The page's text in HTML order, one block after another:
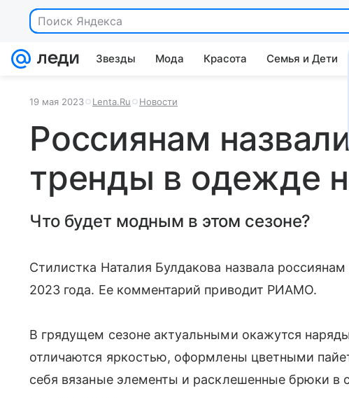
Поиск Яндекса
Звезды Мода Красота Семья и Дети
19 мая 2023 Lenta.Ru Новости
Россиянам
тренды в одежде
Что будет модным в этом сезоне?
Стилистка Наталия Булдакова назвала
2023 года. Ее комментарий приводит РИАМО.
В грядущем сезоне актуальными окажутся
отличаются яркостью, оформлены цветными
себя вязаные элементы и расклешенные брюки в